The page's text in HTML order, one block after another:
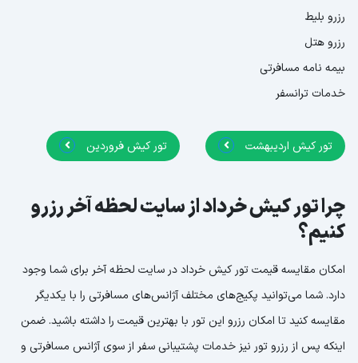
رزرو بلیط
رزرو هتل
بیمه نامه مسافرتی
خدمات ترانسفر
تور کیش اردیبهشت تور کیش فروردین
چرا تور کیش خرداد از سایت لحظه آخر رزرو
کنیم؟
امکان مقایسه قیمت تور کیش خرداد در سایت لحظه آخر برای شما وجود
دارد. شما می‌توانید پکیج‌های مختلف آژانس‌های مسافرتی را با یکدیگر
مقایسه کنید تا امکان رزرو این تور با بهترین قیمت را داشته باشید. ضمن
اینکه پس از رزرو تور نیز خدمات پشتیبانی سفر از سوی آژانس مسافرتی و